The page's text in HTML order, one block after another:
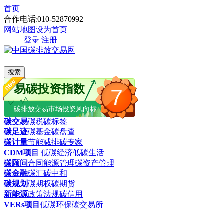
首页
合作电话:010-52870992
网站地图设为首页
登录 注册
搜索
7
易碳投资指数
碳排放交易市场投资风向标
碳交易碳税碳标签
碳足迹碳基金碳盘查
碳计量节能减排碳专家
CDM项目 低碳经济低碳生活
碳顾问合同能源管理碳资产管理
碳金融碳汇碳中和
碳规划碳期权碳期货
新能源政策法规碳信用
VERs项目 低碳环保碳交易所